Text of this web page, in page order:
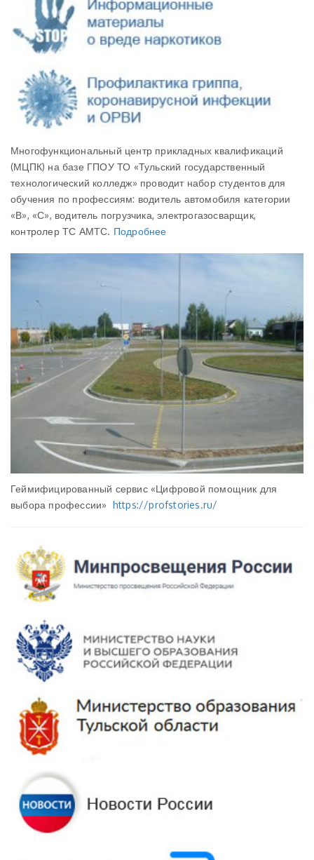
Многофункциональный центр прикладных квалификаций
(МЦПК) на базе ГПОУ ТО «Тульский государственный
технологический колледж» проводит набор студентов для
обучения по профессиям: водитель автомобиля категории
«В», «С», водитель погрузчика, электрогазосварщик,
контролер ТС АМТС. Подробнее
Геймифицированный сервис «Цифровой помощник для
выбора профессии» https://profstories.ru/